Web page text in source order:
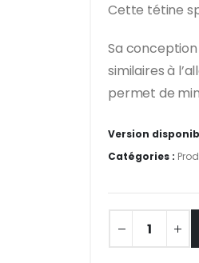
Cette tétine
Sa
similaires à
permet de
Version
Catégories :